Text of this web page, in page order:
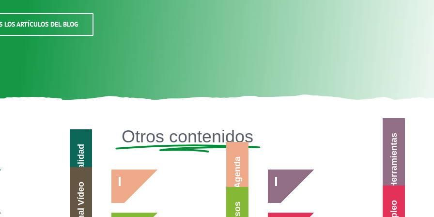
LOS ARTÍCULOS DEL BLOG
Otros contenidos
Actualidad Agenda Herramientas
Canal Vídeo